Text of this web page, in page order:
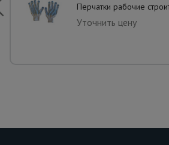
Перчатки рабочие
Уточнить цену